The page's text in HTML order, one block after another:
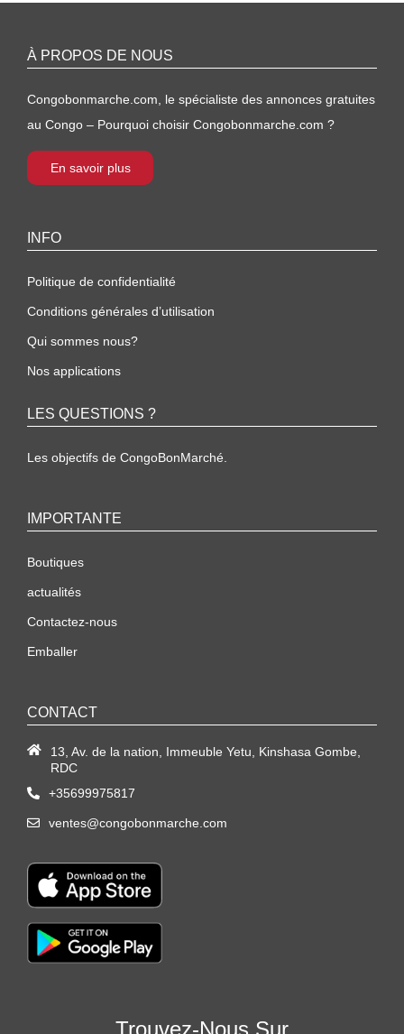
À PROPOS DE NOUS
Congobonmarche.com, le spécialiste des annonces gratuites
au Congo – Pourquoi choisir Congobonmarche.com ?
En savoir plus
INFO
Politique de confidentialité
Conditions générales d’utilisation
Qui sommes nous?
Nos applications
LES QUESTIONS ?
Les objectifs de CongoBonMarché.
IMPORTANTE
Boutiques
actualités
Contactez-nous
Emballer
CONTACT
13, Av. de la nation, Immeuble Yetu, Kinshasa Gombe,
RDC
+35699975817
ventes@congobonmarche.com
Trouvez-Nous Sur